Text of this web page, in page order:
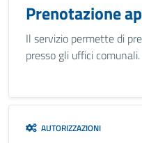
Prenotazione
Il servizio permette di
presso gli uffici comunali.
AUTORIZZAZIONI